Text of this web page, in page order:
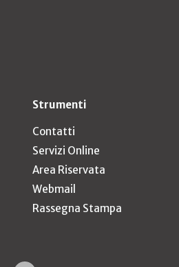
Strumenti
Contatti
Servizi Online
Area Riservata
Webmail
Rassegna Stampa